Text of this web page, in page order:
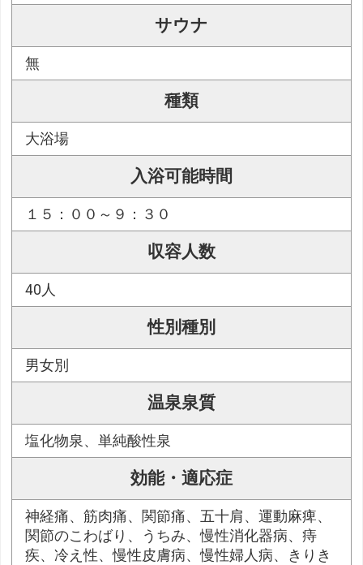
サウナ
無
種類
大浴場
入浴可能時間
１５：００～９：３０
収容人数
40人
性別種別
男女別
温泉泉質
塩化物泉、単純酸性泉
効能・適応症
神経痛、筋肉痛、関節痛、五十肩、運動麻痺、
関節のこわばり、うちみ、慢性消化器病、痔
疾、冷え性、慢性皮膚病、慢性婦人病、きりき